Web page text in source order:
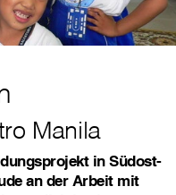
Manila
in Südost-
an der Arbeit mit